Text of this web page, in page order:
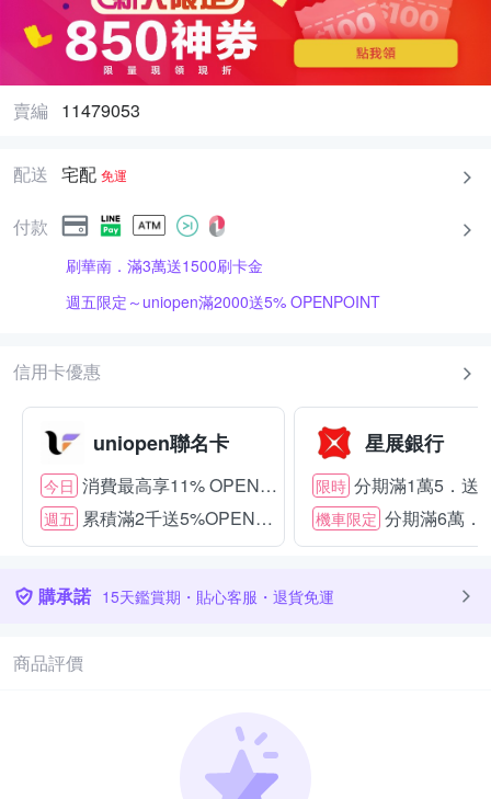
賣編 11479053
配送 宅配 免運
付款
刷華南．滿3萬送1500刷卡金
週五限定～uniopen滿2000送5% OPENPOINT
信用卡優惠
uniopen聯名卡
今日 消費最高享11% OPENPOINT
週五 累積滿2千送5%OPENPOINT
星展銀行
限時 分期滿1萬5．送
機車限定 分期滿6萬．
購承諾 15天鑑賞期・貼心客服・退貨免運
商品評價